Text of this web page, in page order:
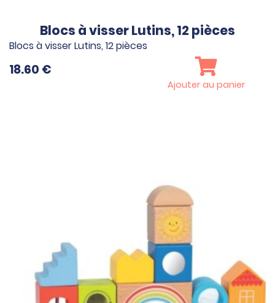
Blocs à visser Lutins, 12 pièces
Blocs à visser Lutins, 12 pièces
18.60 €
Ajouter au panier